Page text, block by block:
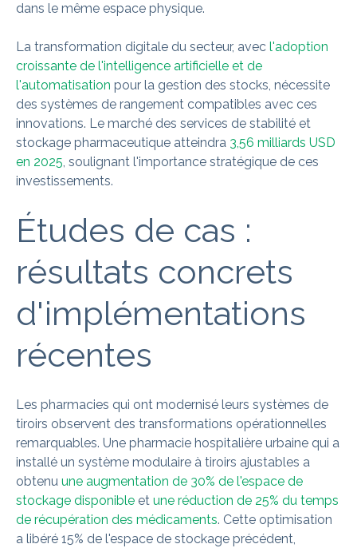
dans le même espace physique.
La transformation digitale du secteur, avec l'adoption
croissante de l'intelligence artificielle et de
l'automatisation pour la gestion des stocks, nécessite
des systèmes de rangement compatibles avec ces
innovations. Le marché des services de stabilité et
stockage pharmaceutique atteindra 3,56 milliards USD
en 2025, soulignant l'importance stratégique de ces
investissements.
Études de cas :
résultats concrets
d'implémentations
récentes
Les pharmacies qui ont modernisé leurs systèmes de
tiroirs observent des transformations opérationnelles
remarquables. Une pharmacie hospitalière urbaine qui a
installé un système modulaire à tiroirs ajustables a
obtenu une augmentation de 30% de l'espace de
stockage disponible et une réduction de 25% du temps
de récupération des médicaments. Cette optimisation
a libéré 15% de l'espace de stockage précédent,